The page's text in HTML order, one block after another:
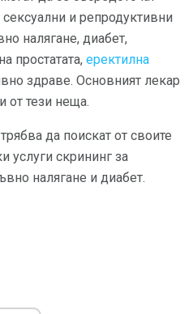
и репродуктивни
налягане, диабет,
простатата, еректилна
здраве. Основният лекар
от тези неща.
да поискат от своите
услуги скрининг за
налягане и диабет.